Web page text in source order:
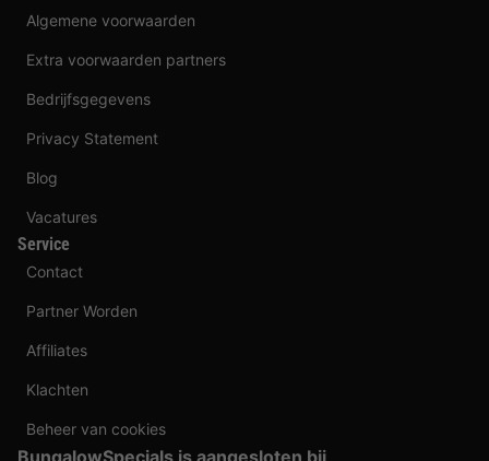
Algemene voorwaarden
Extra voorwaarden partners
Bedrijfsgegevens
Privacy Statement
Blog
Vacatures
Service
Contact
Partner Worden
Affiliates
Klachten
Beheer van cookies
BungalowSpecials is aangesloten bij